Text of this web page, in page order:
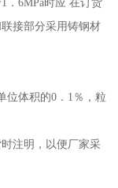
．6MPa时应 在订货
接部分采用铸钢材
位体积的0．1％，粒
注明，以便厂家采